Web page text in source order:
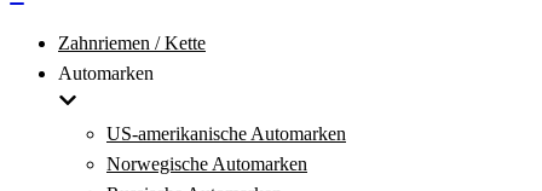
Zahnriemen / Kette
Automarken
US-amerikanische Automarken
Norwegische Automarken